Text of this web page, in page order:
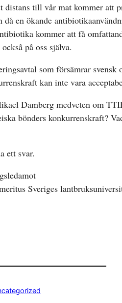
distans till vår mat kommer att
då en ökande
kommer att få
på oss själva.
som försämrar
kan inte vara
Damberg medveten om
bönders konkurrenskraft?
ett svar.
Sveriges